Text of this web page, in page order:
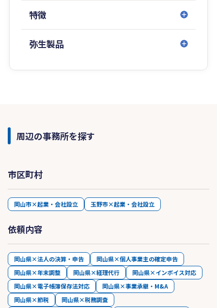
特徴
弥生製品
周辺の事務所を探す
市区町村
岡山市×起業・会社設立 玉野市×起業・会社設立
依頼内容
岡山県×法人の決算・申告
岡山県×個人事業主の確定申告
岡山県×年末調整
岡山県×経理代行
岡山県×インボイス対応
岡山県×電子帳簿保存法対応
岡山県×事業承継・M&A
岡山県×節税
岡山県×税務調査